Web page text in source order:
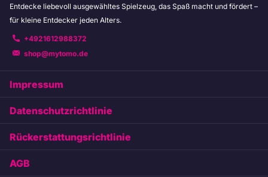
Entdecke liebevoll ausgewähltes Spielzeug, das Spaß macht und fördert –
für kleine Entdecker jeden Alters.
+4921612988372
shop@mytomo.de
Impressum
Datenschutzrichtlinie
Rückerstattungsrichtlinie
AGB